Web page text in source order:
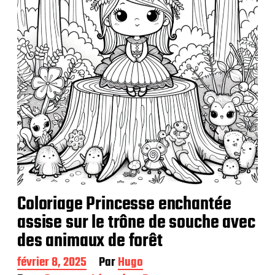
Coloriage Princesse enchantée
assise sur le trône de souche avec
des animaux de forêt
D
février 8, 2025 ParHugo